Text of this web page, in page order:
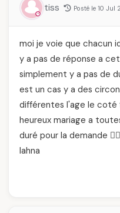
tiss Posté le 10 Jul
moi je voie que chacun
y a pas de réponse a
simplement y a pas de
est un cas y a des
différentes l'age le
heureux mariage a
duré pour la demande
lahna